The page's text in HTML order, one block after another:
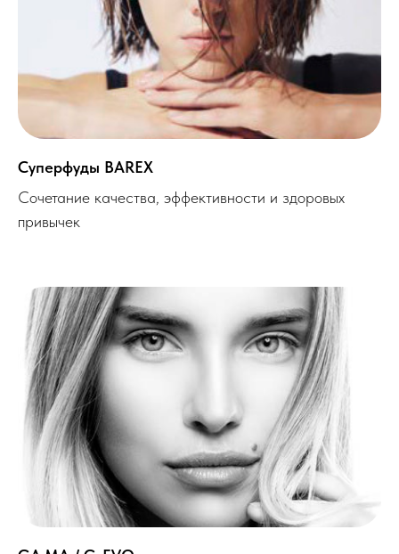
Суперфуды BAREX
Сочетание качества, эффективности и здоровых
привычек